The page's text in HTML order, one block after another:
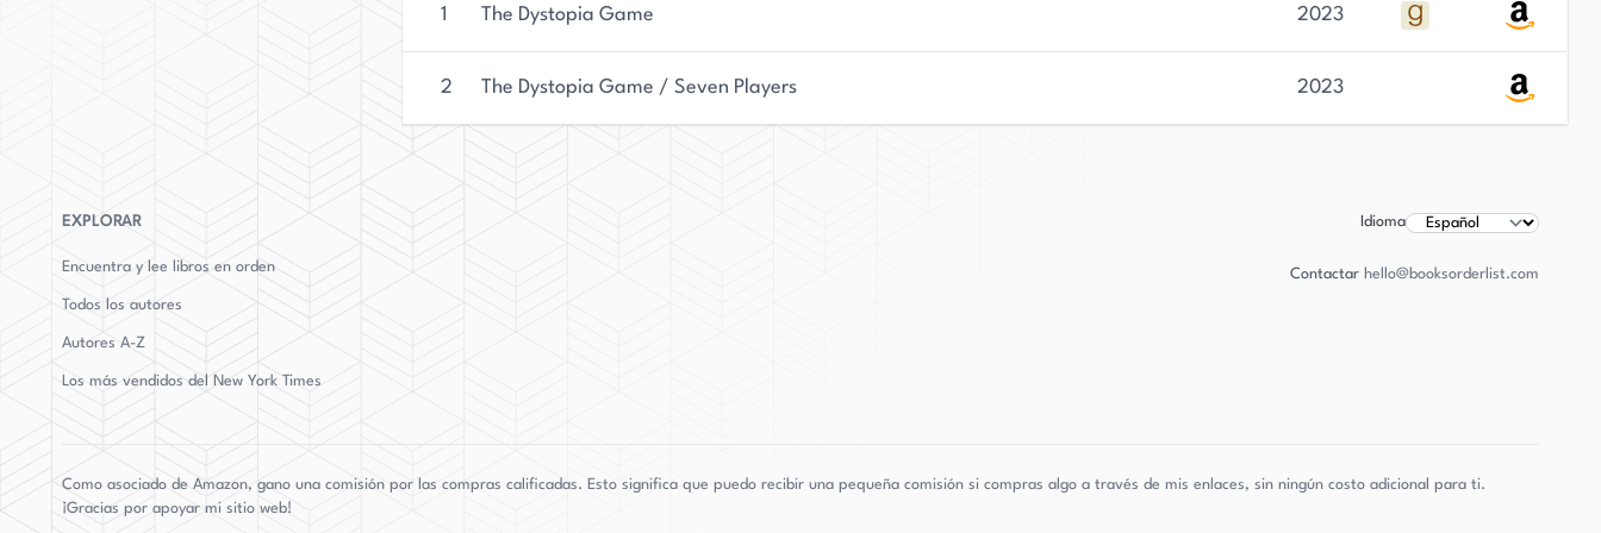
1 The Dystopia Game 2023
2 The Dystopia Game / Seven Players 2023
EXPLORAR
Encuentra y lee libros en orden
Todos los autores
Autores A-Z
Los más vendidos del New York Times
Idioma
Contactar hello@booksorderlist.com
Como asociado de Amazon, gano una comisión por las compras calificadas. Esto significa que puedo recibir una pequeña comisión si compras algo a través de mis enlaces, sin ningún costo adicional para ti.
¡Gracias por apoyar mi sitio web!